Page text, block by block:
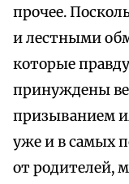
прочее.
и лестными
которые
принуждены
призыванием
уже и в самых
от родителей,